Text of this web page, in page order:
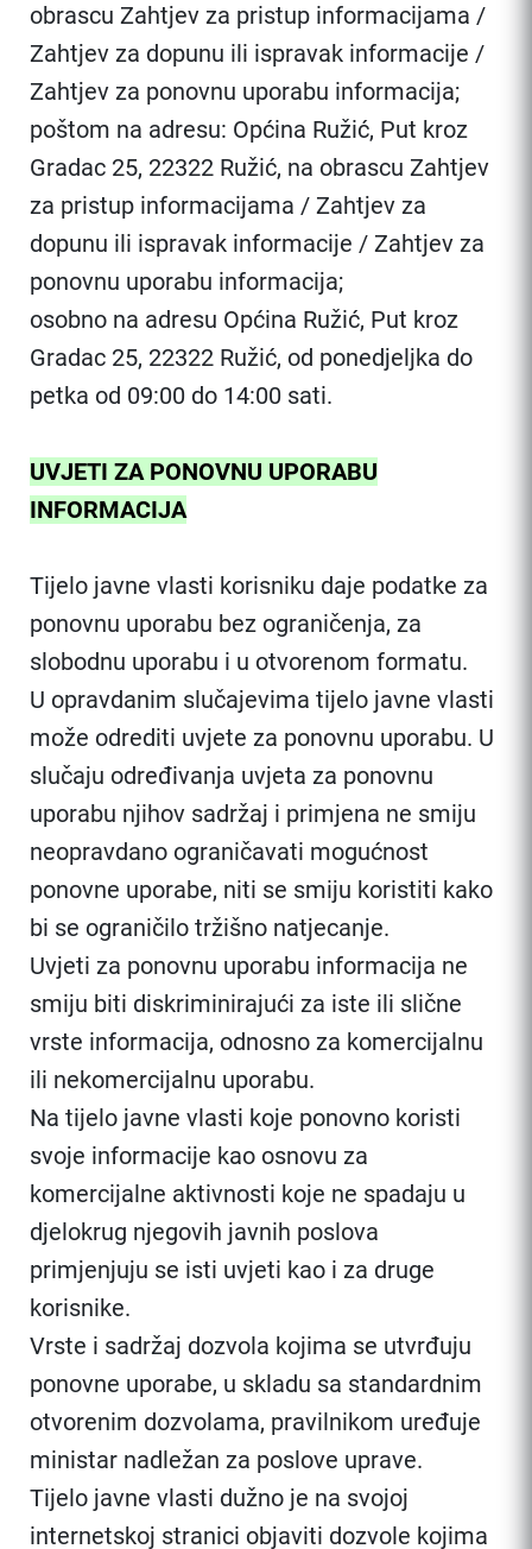
obrascu Zahtjev za pristup informacijama /
Zahtjev za dopunu ili ispravak informacije /
Zahtjev za ponovnu uporabu informacija;
poštom na adresu: Općina Ružić, Put kroz
Gradac 25, 22322 Ružić, na obrascu Zahtjev
za pristup informacijama / Zahtjev za
dopunu ili ispravak informacije / Zahtjev za
ponovnu uporabu informacija;
osobno na adresu Općina Ružić, Put kroz
Gradac 25, 22322 Ružić, od ponedjeljka do
petka od 09:00 do 14:00 sati.
UVJETI ZA PONOVNU UPORABU
INFORMACIJA
Tijelo javne vlasti korisniku daje podatke za
ponovnu uporabu bez ograničenja, za
slobodnu uporabu i u otvorenom formatu.
U opravdanim slučajevima tijelo javne vlasti
može odrediti uvjete za ponovnu uporabu. U
slučaju određivanja uvjeta za ponovnu
uporabu njihov sadržaj i primjena ne smiju
neopravdano ograničavati mogućnost
ponovne uporabe, niti se smiju koristiti kako
bi se ograničilo tržišno natjecanje.
Uvjeti za ponovnu uporabu informacija ne
smiju biti diskriminirajući za iste ili slične
vrste informacija, odnosno za komercijalnu
ili nekomercijalnu uporabu.
Na tijelo javne vlasti koje ponovno koristi
svoje informacije kao osnovu za
komercijalne aktivnosti koje ne spadaju u
djelokrug njegovih javnih poslova
primjenjuju se isti uvjeti kao i za druge
korisnike.
Vrste i sadržaj dozvola kojima se utvrđuju
ponovne uporabe, u skladu sa standardnim
otvorenim dozvolama, pravilnikom uređuje
ministar nadležan za poslove uprave.
Tijelo javne vlasti dužno je na svojoj
internetskoj stranici objaviti dozvole kojima